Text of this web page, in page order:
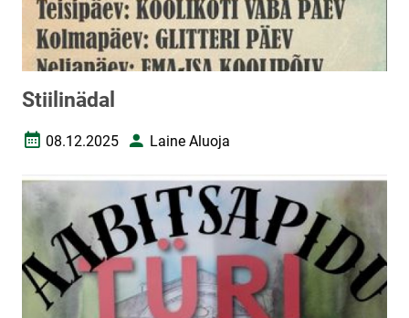
Stiilinädal
Loomise kuupäev
08.12.2025 AutorLaine Aluoja